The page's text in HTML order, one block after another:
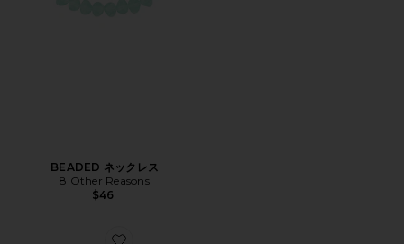
BEADED ネックレス
8 Other Reasons
$46